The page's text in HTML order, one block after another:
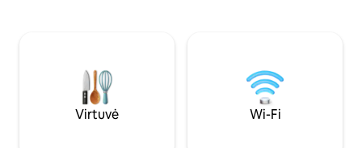
ypatinga prabangi stovyklavimo
dykumoje patirtis. Vandentiekis
patalpoje, šildymas, akmeninis dušas,
karališko dydžio lova. Teritorijoje
įsimintino
dizainu, natūralia
moderniu
Virtuvė Wi-Fi